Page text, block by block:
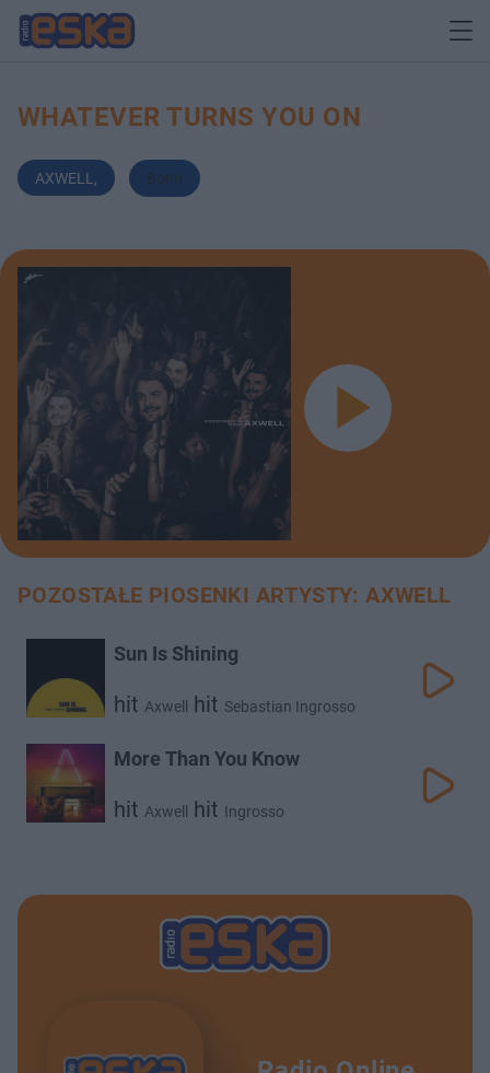
WHATEVER TURNS YOU ON
AXWELL , Bonn
POZOSTAŁE PIOSENKI ARTYSTY: AXWELL
Sun Is Shining
hit Axwell hit Sebastian Ingrosso
More Than You Know
hit Axwell hit Ingrosso